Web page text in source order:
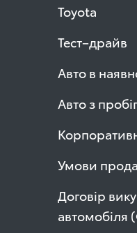
Toyota
Тест–драйв
Авто в
Авто з
Умови
Договір
автомобіля